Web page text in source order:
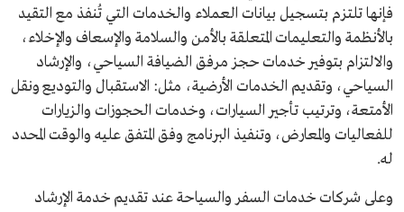
فإنها تلتزم بتسجيل بيانات العملاء والخدمات التي تُنفذ مع التقيد
بالأنظمة والتعليمات المتعلقة بالأمن والسلامة والإسعاف والإخلاء،
والالتزام بتوفير خدمات حجز مرفق الضيافة السياحي، والإرشاد
السياحي، وتقديم الخدمات الأرضية، مثل: الاستقبال والتوديع ونقل
الأمتعة، وترتيب تأجير السيارات، وخدمات الحجوزات والزيارات
للفعاليات والمعارض، وتنفيذ البرنامج وفق المتفق عليه والوقت المحدد
له.
وعلى شركات خدمات السفر والسياحة عند تقديم خدمة الإرشاد